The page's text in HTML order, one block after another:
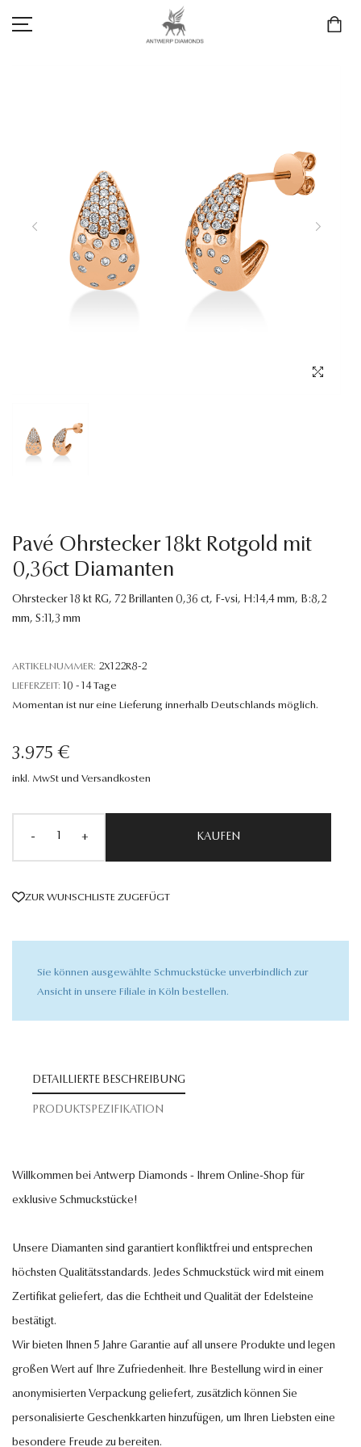
LIEBE & VERLOBUNG
ANTWERP DIAMONDS LUXURY COLLECTION
3D TRAURINGKONFIGURATION
Pavé Ohrstecker 18kt Rotgold mit
0,36ct Diamanten
Ohrstecker 18 kt RG, 72 Brillanten 0,36 ct, F-vsi, H:14,4 mm, B:8,2
mm, S:11,3 mm
ARTIKELNUMMER: 2X122R8-2
LIEFERZEIT: 10 - 14 Tage
Momentan ist nur eine Lieferung innerhalb Deutschlands möglich.
3.975 €
inkl. MwSt und Versandkosten
- + KAUFEN
ZUR WUNSCHLISTE ZUGEFÜGT
Sie können ausgewählte Schmuckstücke unverbindlich zur
Ansicht in unsere Filiale in Köln bestellen.
DETAILLIERTE BESCHREIBUNG
PRODUKTSPEZIFIKATION
Willkommen bei Antwerp Diamonds - Ihrem Online-Shop für
exklusive Schmuckstücke!
Unsere Diamanten sind garantiert konfliktfrei und entsprechen
höchsten Qualitätsstandards. Jedes Schmuckstück wird mit einem
Zertifikat geliefert, das die Echtheit und Qualität der Edelsteine
bestätigt.
Wir bieten Ihnen 5 Jahre Garantie auf all unsere Produkte und legen
großen Wert auf Ihre Zufriedenheit. Ihre Bestellung wird in einer
anonymisierten Verpackung geliefert, zusätzlich können Sie
personalisierte Geschenkkarten hinzufügen, um Ihren Liebsten eine
besondere Freude zu bereiten.